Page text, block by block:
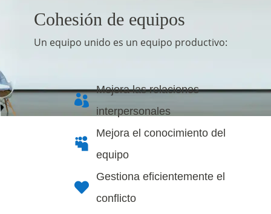
Cohesión de equipos
Un equipo unido es un equipo productivo:

Mejora las relaciones
interpersonales

Mejora el conocimiento del
equipo

Gestiona eficientemente el
conflicto